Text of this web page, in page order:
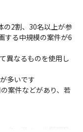
の2割、30名以上が参
する中規模の案件が6
異なるものを使用し
多いです
案件などがあり、若